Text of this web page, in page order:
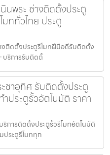
นพระ ช่างติดตั้งประตู
ททั่วไทย ประตู
งติดตั้งประตูรีโมทฝีมือดีรับติดตั้ง
บริการรับติดตั้
ชาอุทิศ รับติดตั้งประตู
ประตูรั้วอัตโนมัติ ราคา
การติดตั้งประตูรั้วรีโมทอัตโนมัติ
ประตูรีโมททุก